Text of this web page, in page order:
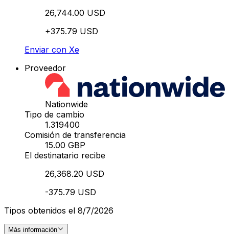
26,744.00 USD
+375.79 USD
Enviar con Xe
Proveedor
Nationwide
Tipo de cambio
1.319400
Comisión de transferencia
15.00 GBP
El destinatario recibe
26,368.20 USD
-375.79 USD
Tipos obtenidos el 8/7/2026
Más información